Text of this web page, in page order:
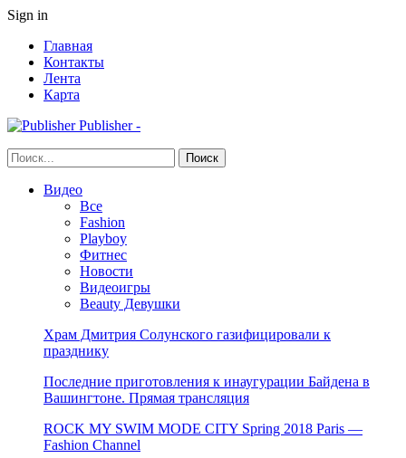
Sign in
Главная
Контакты
Лента
Карта
Publisher -
Видео
Все
Fashion
Playboy
Фитнес
Новости
Видеоигры
Beauty Девушки
Храм Дмитрия Солунского газифицировали к
празднику
Последние приготовления к инаугурации Байдена в
Вашингтоне. Прямая трансляция
ROCK MY SWIM MODE CITY Spring 2018 Paris —
Fashion Channel